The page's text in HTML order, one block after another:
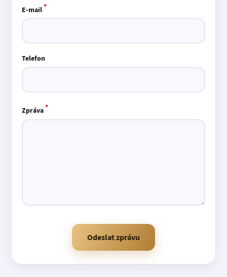
E-mail*
Telefon
Zpráva*
Odeslat zprávu